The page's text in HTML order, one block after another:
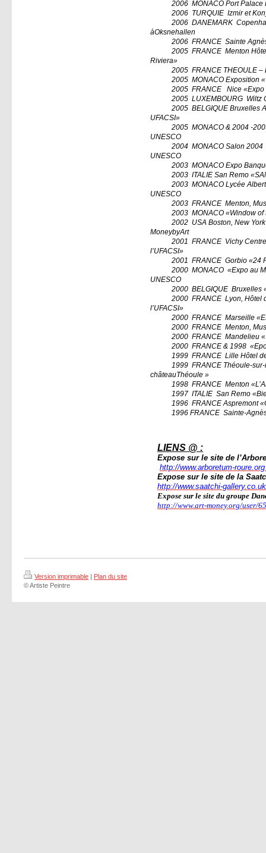
2006 MONACO Port Palace
2006 TURQUIE Izmir et
2006 DANEMARK
àOksnehallen
2006 FRANCE Sainte
2005 FRANCE Menton
Riviera»
2005 FRANCE THEOULE –
2005 MONACO Exposition
2005 FRANCE
Nice «Expo
2005 LUXEMBOURG Wiltz
2005 BELGIQUE Bruxelles
UFACSI»
2005 MONACO & 2004 -
UNESCO
2004 MONACO Salon 2004
UNESCO
2003 MONACO Expo
2003 ITALIE San Remo
2003 MONACO Lycée
UNESCO
2003 FRANCE Menton,
2003 MONACO «Window of
2002 USA Boston, New
MoneybyArt
2001
FRANCE Vichy
l’UFACSI»
2001
FRANCE Gorbio «24
2000 MONACO «Expo au
UNESCO
2000 BELGIQUE Bruxelles
2000 FRANCE Lyon, Hôtel
l’UFACSI»
2000 FRANCE Marseille
2000 FRANCE Menton,
2000 FRANCE Mandelieu
2000 FRANCE & 1998
1999 FRANCE Lille Hôtel
1999 FRANCE Théoule-
châteauThéoule »
1998 FRANCE Menton
1997 ITALIE San Remo
1996 FRANCE Aspremont
1996 FRANCE Sainte-
LIENS @ :
Expose sur le site de
http://www.arboretum-
Expose sur le site de la
http://www.saatchi-
Expose sur le site du groupe
http://www.art-money.org/user/
Version imprimable | Plan du site
© Artiste Peintre